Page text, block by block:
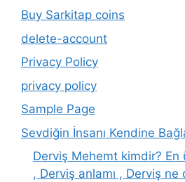
Buy Sarkitap coins
delete-account
Privacy Policy
privacy policy
Sample Page
Sevdiğin İnsanı Kendine
Derviş Mehemt kimdir?
, Derviş anlamı , Derviş ne